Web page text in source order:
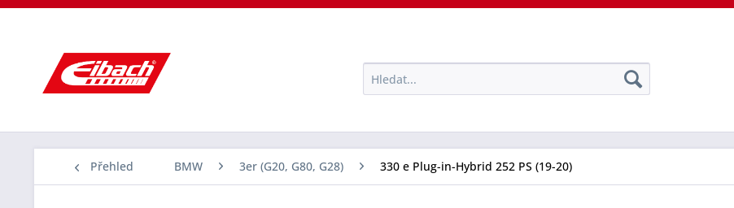
Přehled BMW 3er (G20, G80, G28) 330 e Plug-in-Hybrid 252 PS (19-20)